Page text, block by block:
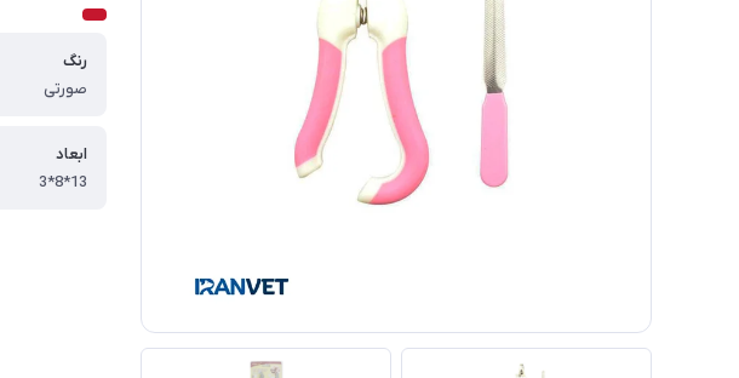
رنگ
صورتی
ابعاد
13*8*3